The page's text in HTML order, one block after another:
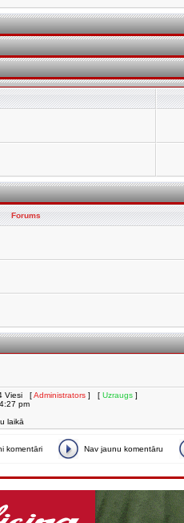
Forums
Viesi [Administrators ] [ Uzraugs ]
pm
laikā
komentāri Nav jaunu komentāru